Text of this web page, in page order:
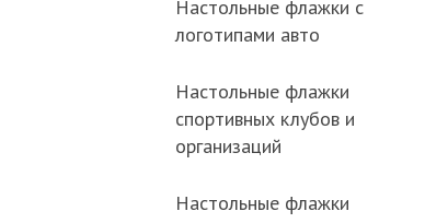
Настольные флажки с
логотипами авто
Настольные флажки
спортивных клубов и
организаций
Настольные флажки